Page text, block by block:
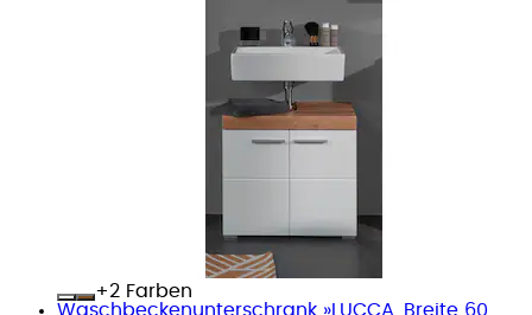
+
Farben
Waschbeckenunterschrank »LUCCA, Breite 60